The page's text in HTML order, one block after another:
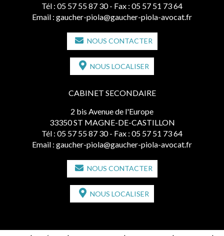
Tél : 05 57 55 87 30 - Fax : 05 57 51 73 64
Email : gaucher-piola@gaucher-piola-avocat.fr
NOUS CONTACTER
NOUS LOCALISER
CABINET SECONDAIRE
2 bis Avenue de l'Europe
33350 ST MAGNE-DE-CASTILLON
Tél : 05 57 55 87 30 - Fax : 05 57 51 73 64
Email : gaucher-piola@gaucher-piola-avocat.fr
NOUS CONTACTER
NOUS LOCALISER